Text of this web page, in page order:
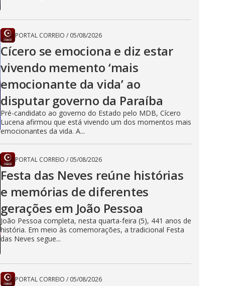
PORTAL CORREIO / 05/08/2026
Cícero se emociona e diz estar
vivendo memento ‘mais
emocionante da vida’ ao
disputar governo da Paraíba
Pré-candidato ao governo do Estado pelo MDB, Cícero
Lucena afirmou que está vivendo um dos momentos mais
emocionantes da vida. A...
PORTAL CORREIO / 05/08/2026
Festa das Neves reúne histórias
e memórias de diferentes
gerações em João Pessoa
João Pessoa completa, nesta quarta-feira (5), 441 anos de
história. Em meio às comemorações, a tradicional Festa
das Neves segue...
PORTAL CORREIO / 05/08/2026